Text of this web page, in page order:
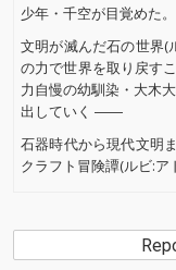
少年・千空が目覚めた。
文明が滅んだ石の世界(
の力で世界を取り戻す
力自慢の幼馴染・大木
出していく ――
石器時代から現代文明
クラフト冒険譚(ルビ:ア